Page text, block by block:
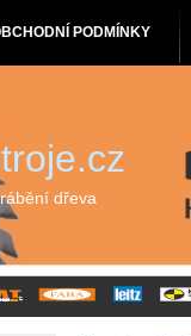
PODMÍNKY
dřeva